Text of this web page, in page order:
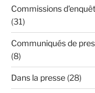
Commissions
(31)
Communiqués de
(8)
Dans la presse(28)